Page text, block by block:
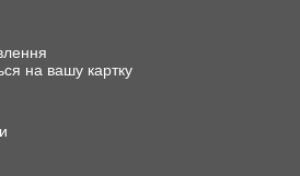
на вашу картку